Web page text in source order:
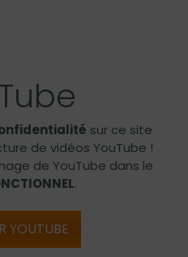
sur ce site
de vidéos YouTube !
de YouTube dans le
.
YOUTUBE